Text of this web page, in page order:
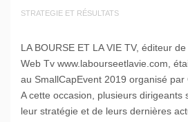
STRATEGIE ET RÉSULTATS
LA BOURSE ET LA VIE TV, éditeur de
Web Tv www.labourseetlavie.com,
au SmallCapEvent 2019 organisé par
A cette occasion, plusieurs dirigeants
leur stratégie et de leurs dernières